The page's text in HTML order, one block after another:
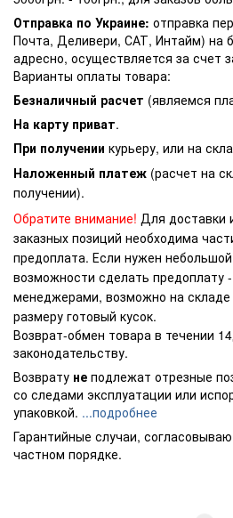
Отправка по Украине: отправка
Почта, Деливери, САТ, Интайм) на
адресно, осуществляется за счет
Варианты оплаты товара:
Безналичный расчет (являемся
На карту приват.
При получении курьеру, или на
Наложенный платеж (расчет на
получении).
Обратите внимание! Для доставки
заказных позиций необходима
предоплата. Если нужен
возможности сделать предоплату
менеджерами, возможно на складе
размеру готовый кусок.
Возврат-обмен товара в течении
законодательству.
Возврату не подлежат отрезные
со следами эксплуатации или
упаковкой. ...подробнее
Гарантийные случаи,
частном порядке.